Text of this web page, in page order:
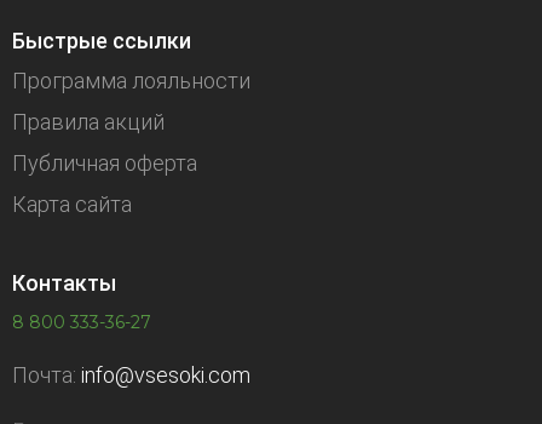
Быстрые ссылки
Программа лояльности
Правила акций
Публичная оферта
Карта сайта
Контакты
8 800 333-36-27
Почта: info@vsesoki.com